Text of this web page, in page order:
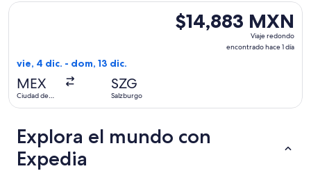
$14,883 MXN
Viaje
$14,883 MXN
Viaje redondo
encontrado hace 1 día
vie, 4 dic. - dom, 13 dic.
MEX
Ciudad de
SZG
Salzburgo
Seleccionar vuelo de British Airways, con salida el vie, 4
Explora el mundo con
Expedia